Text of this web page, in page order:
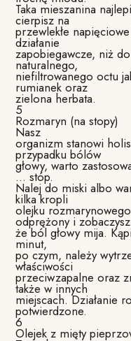
Taka mieszanina
cierpisz na
przewlekłe
działanie
zapobiegawcze, niż
naturalnego,
niefiltrowanego octu
rumianek oraz
zielona herbata.
5
Rozmaryn (na stopy)
Nasz
organizm stanowi
przypadku bólów
głowy, warto
… stóp.
Nalej do miski albo
kilka kropli
olejku
odprężony i
że ból głowy mija.
minut,
po czym, należy
właściwości
przeciwzapalne oraz
także w innych
miejscach. Działanie
potwierdzone.
6
Olejek z mięty